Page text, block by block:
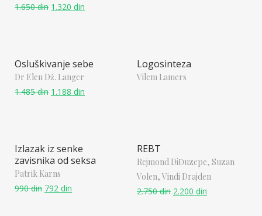
1.650din 1.320 din
Osluškivanje sebe
Dr Elen Dž. Langer
1.485din 1.188 din
Logosinteza
Vilem Lamers
Izlazak iz senke
zavisnika od seksa
Patrik Karns
990din 792 din
REBT
Rejmond DiĐuzepe, Suzan
Volen, Vindi Drajden
2.750din 2.200 din